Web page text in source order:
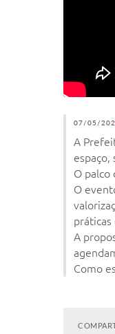
07/05/
A
espaço,
O palco
O
A
Como